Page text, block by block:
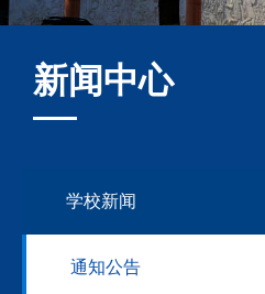
新闻中心
学校新闻
通知公告